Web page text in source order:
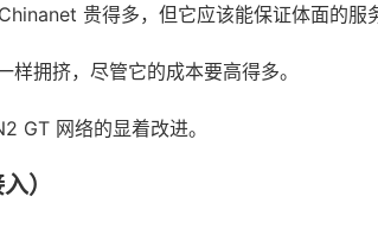
贵得多，但它应该能保证体面的服
拥挤，尽管它的成本要高得多。
GT 网络的显着改进。
）